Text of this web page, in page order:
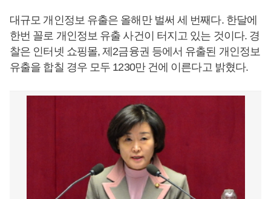
대규모 개인정보 유출은 올해만 벌써 세 번째다. 한달에
한번 꼴로 개인정보 유출 사건이 터지고 있는 것이다. 경
찰은 인터넷 쇼핑몰, 제2금융권 등에서 유출된 개인정보
유출을 합칠 경우 모두 1230만 건에 이른다고 밝혔다.